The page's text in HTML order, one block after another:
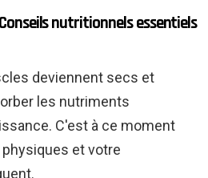
nutritionnels essentiels
deviennent secs et
les nutriments
C'est à ce moment
et votre